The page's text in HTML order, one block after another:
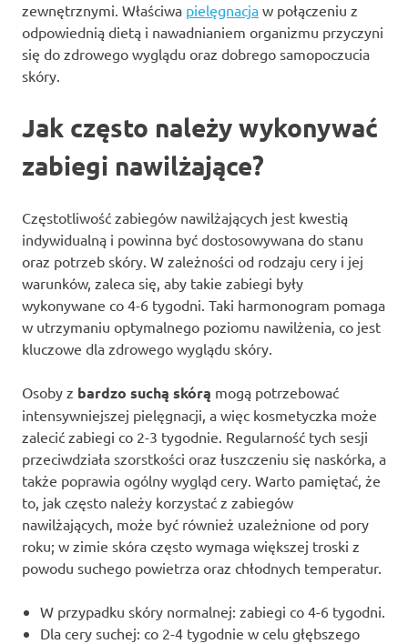
zewnętrznymi. Właściwa pielęgnacja w połączeniu z
odpowiednią dietą i nawadnianiem organizmu przyczyni
się do zdrowego wyglądu oraz dobrego samopoczucia
skóry.
Jak często należy wykonywać
zabiegi nawilżające?
Częstotliwość zabiegów nawilżających jest kwestią
indywidualną i powinna być dostosowywana do stanu
oraz potrzeb skóry. W zależności od rodzaju cery i jej
warunków, zaleca się, aby takie zabiegi były
wykonywane co 4-6 tygodni. Taki harmonogram pomaga
w utrzymaniu optymalnego poziomu nawilżenia, co jest
kluczowe dla zdrowego wyglądu skóry.
Osoby z bardzo suchą skórą mogą potrzebować
intensywniejszej pielęgnacji, a więc kosmetyczka może
zalecić zabiegi co 2-3 tygodnie. Regularność tych sesji
przeciwdziała szorstkości oraz łuszczeniu się naskórka, a
także poprawia ogólny wygląd cery. Warto pamiętać, że
to, jak często należy korzystać z zabiegów
nawilżających, może być również uzależnione od pory
roku; w zimie skóra często wymaga większej troski z
powodu suchego powietrza oraz chłodnych temperatur.
W przypadku skóry normalnej: zabiegi co 4-6 tygodni.
Dla cery suchej: co 2-4 tygodnie w celu głębszego